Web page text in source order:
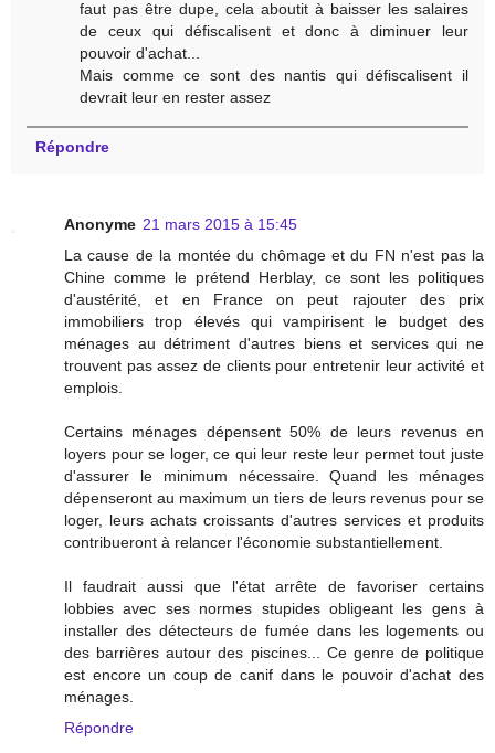
faut pas être dupe, cela aboutit à baisser les salaires
de ceux qui défiscalisent et donc à diminuer leur
pouvoir d'achat...
Mais comme ce sont des nantis qui défiscalisent il
devrait leur en rester assez
Répondre
Anonyme 21 mars 2015 à 15:45
La cause de la montée du chômage et du FN n'est pas la
Chine comme le prétend Herblay, ce sont les politiques
d'austérité, et en France on peut rajouter des prix
immobiliers trop élevés qui vampirisent le budget des
ménages au détriment d'autres biens et services qui ne
trouvent pas assez de clients pour entretenir leur activité et
emplois.
Certains ménages dépensent 50% de leurs revenus en
loyers pour se loger, ce qui leur reste leur permet tout juste
d'assurer le minimum nécessaire. Quand les ménages
dépenseront au maximum un tiers de leurs revenus pour se
loger, leurs achats croissants d'autres services et produits
contribueront à relancer l'économie substantiellement.
Il faudrait aussi que l'état arrête de favoriser certains
lobbies avec ses normes stupides obligeant les gens à
installer des détecteurs de fumée dans les logements ou
des barrières autour des piscines... Ce genre de politique
est encore un coup de canif dans le pouvoir d'achat des
ménages.
Répondre